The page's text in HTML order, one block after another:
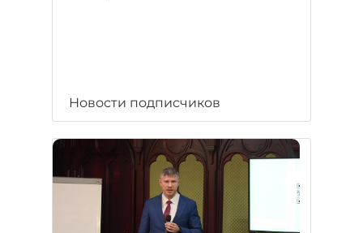
Новости подписчиков